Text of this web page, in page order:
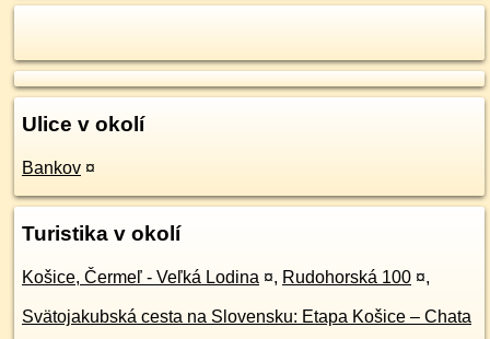
Ulice v okolí
Bankov ¤
Turistika v okolí
Košice, Čermeľ - Veľká Lodina ¤, Rudohorská 100 ¤,
Svätojakubská cesta na Slovensku: Etapa Košice – Chata